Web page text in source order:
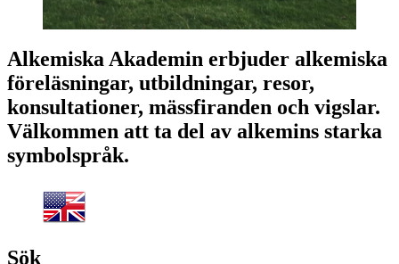
Alkemiska Akademin erbjuder alkemiska
föreläsningar, utbildningar, resor,
konsultationer, mässfiranden och vigslar.
Välkommen att ta del av alkemins starka
symbolspråk.
Sök